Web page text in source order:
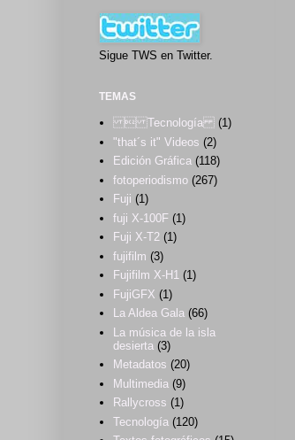
Sigue TWS en Twitter.
TEMAS
 Tecnología (1)
"that´s it" Videos (2)
Edición Gráfica (118)
fotoperiodismo (267)
Fuji (1)
fuji X-100F (1)
Fuji X-T2 (1)
fujifilm (3)
Fujifilm X-H1 (1)
FujiGFX (1)
La Aldea Gala (66)
La música de la isla
desierta (3)
Metadatos (20)
Multimedia (9)
Rallycross (1)
Tecnología (120)